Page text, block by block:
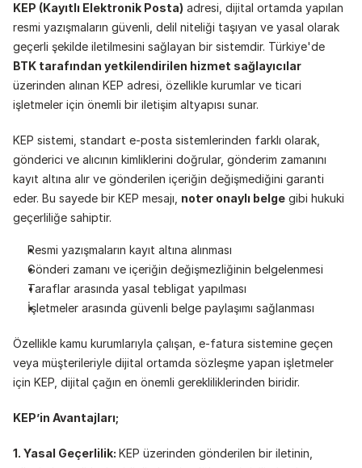
KEP (Kayıtlı Elektronik Posta) adresi, dijital ortamda yapılan
resmi yazışmaların güvenli, delil niteliği taşıyan ve yasal olarak
BTK tarafından yetkilendirilen hizmet sağlayıcılar
üzerinden alınan KEP adresi, özellikle kurumlar ve ticari
işletmeler için önemli bir iletişim altyapısı sunar.
KEP sistemi, standart e-posta sistemlerinden farklı olarak,
gönderici ve alıcının kimliklerini doğrular, gönderim zamanını
kayıt altına alır ve gönderilen içeriğin değişmediğini garanti
eder. Bu sayede bir KEP mesajı, noter onaylı belge gibi hukuki
geçerliliğe sahiptir.
Resmi yazışmaların kayıt altına alınması
Gönderi zamanı ve içeriğin değişmezliğinin belgelenmesi
Taraflar arasında yasal tebligat yapılması
İşletmeler arasında güvenli belge paylaşımı sağlanması
Özellikle kamu kurumlarıyla çalışan, e-fatura sistemine geçen
veya müşterileriyle dijital ortamda sözleşme yapan işletmeler
için KEP, dijital çağın en önemli gerekliliklerinden biridir.
KEP’in Avantajları;
1. Yasal Geçerlilik: KEP üzerinden gönderilen bir iletinin,